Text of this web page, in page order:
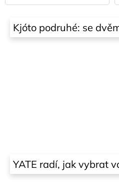
Kjóto podruhé: se
YATE radí, jak vybrat